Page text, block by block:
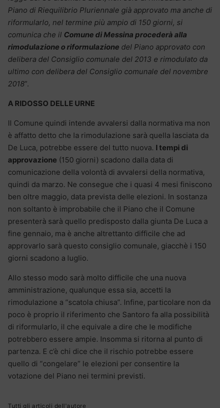
Piano di Riequilibrio Pluriennale già approvato ma anche di
riformularlo, nel termine più ampio di 150 giorni, si
comunica che il Comune di Messina procederà alla
rimodulazione o riformulazione del Piano approvato con
delibera del Consiglio comunale del 2013 e rimodulato da
ultimo con delibera del Consiglio comunale del novembre
2018”.
A RIDOSSO DELLE URNE
Il Comune quindi intende avvalersi dalla normativa ma non
è affatto detto che la rimodulazione sarà quella lasciata da
De Luca, potrebbe essere del tutto nuova. I tempi di
approvazione (150 giorni) scadono dalla data di
comunicazione della volontà di avvalersi della normativa,
quindi da marzo. Ne consegue che i quasi 4 mesi finiscono
ben oltre maggio, data prevista delle elezioni. In sostanza
non soltanto è improbabile che il Piano che il Comune
presenterà sarà quello predisposto dalla giunta De Luca a
fine gennaio, ma è anche altrettanto difficile che ad
approvarlo sarà questo consiglio comunale, giacchè i 150
giorni scadono a luglio.
Allo stesso modo sarà molto difficile che una nuova
amministrazione, qualunque essa sia, accetti la
rimodulazione a “scatola chiusa”. Infine, particolare non da
poco è proprio il riferimento che Santoro fa alla possibilità
di riformularlo, il che equivale a dire che le modifiche
potrebbero essere ampie. Insomma si ritorna al punto di
partenza. E c’è chi dice che il rischio potrebbe essere
quello di “congelare” le elezioni per consentire la
votazione del Piano nei termini previsti.
Tutti gli articoli dell'autore